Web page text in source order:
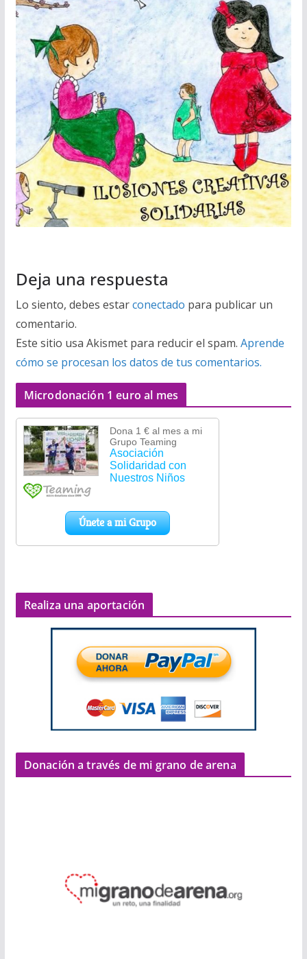
Deja una respuesta
Lo siento, debes estarconectado para publicar un
comentario.
Este sitio usa Akismet para reducir el spam. Aprende
cómo se procesan los datos de tus comentarios.
Microdonación 1 euro al mes
Realiza una aportación
Donación a través de mi grano de arena